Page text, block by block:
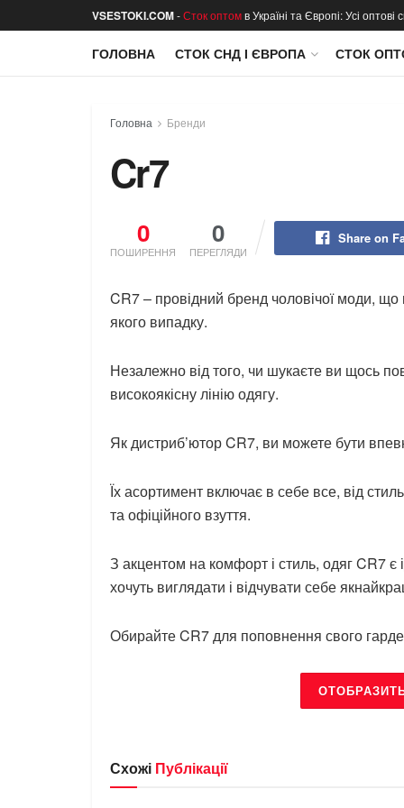
VSESTOKI.COM-Сток оптомв Україні та Європі: Усі
ГОЛОВНА СТОК СНД І ЄВРОПА СТОК
Головна Бренди
Cr7
0
ПОШИРЕННЯ
0
ПЕРЕГЛЯДИ
Share on
CR7 – провідний бренд чоловічої моди,
якого випадку.
Незалежно від того, чи шукаєте ви щось
високоякісну лінію одягу.
Як дистриб’ютор CR7, ви можете бути
Їх асортимент включає в себе все, від
та офіційного взуття.
З акцентом на комфорт і стиль, одяг CR7 є
хочуть виглядати і відчувати себе
Обирайте CR7 для поповнення свого
Схожі Публікації
БРЕНДИ